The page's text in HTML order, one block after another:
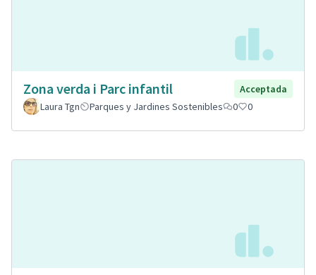
Zona verda i Parc infantil
Acceptada
Laura Tgn
Parques y Jardines Sostenibles 0 0